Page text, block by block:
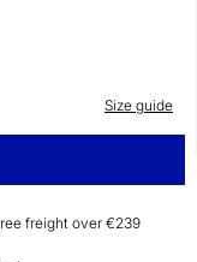
Size guide
freight over €239